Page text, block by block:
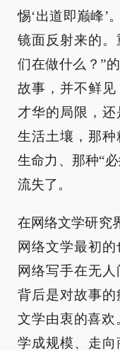
惕‘出道即巅峰’
镜面反射来的
们在做什么？”
故事，并不鲜见
才华的局限，
生活土壤，那
生命力、那种“
流失了。
在网络文学研究
网络文学最初
网络写手在无
背后是对故事
文学由衷的喜欢
学成规模、走